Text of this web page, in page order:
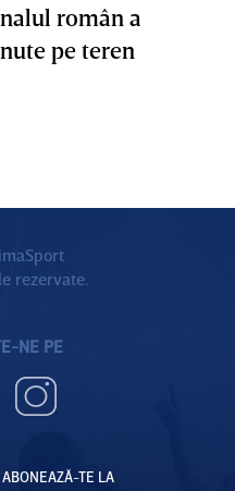
român a
pe teren
rezervate.
NE PE
ABONEAZĂ-TE LA